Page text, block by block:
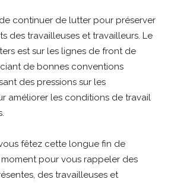
de continuer de lutter pour préserver
des travailleuses et travailleurs. Le
est sur les lignes de front de
de bonnes conventions
des pressions sur les
améliorer les conditions de travail
fêtez cette longue fin de
pour vous rappeler des
des travailleuses et